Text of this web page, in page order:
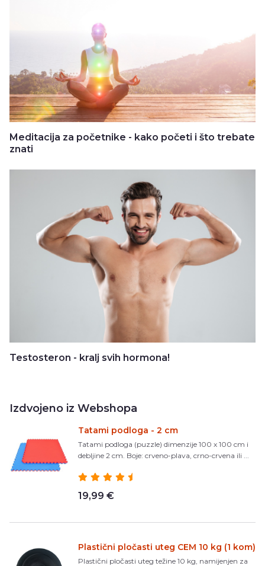
Meditacija za početnike - kako početi i što trebate
znati
Testosteron - kralj svih hormona!
Izdvojeno iz Webshopa
Tatami podloga - 2 cm
Tatami podloga (puzzle) dimenzije 100 x 100 cm i
debljine 2 cm. Boje: crveno-plava, crno-crvena ili ...
19,99 €
Plastični pločasti uteg CEM 10 kg (1 kom)
Plastični pločasti uteg težine 10 kg, namijenjen za